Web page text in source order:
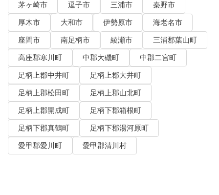
茅ヶ崎市
逗子市 三浦市
秦野市
厚木市
大和市 伊勢原市
海老名市
座間市
南足柄市 綾瀬市
三浦郡葉山町
高座郡寒川町
中郡大磯町
中郡二宮町
足柄上郡中井町
足柄上郡大井町
足柄上郡松田町
足柄上郡山北町
足柄上郡開成町
足柄下郡箱根町
足柄下郡真鶴町
足柄下郡湯河原町
愛甲郡愛川町
愛甲郡清川村